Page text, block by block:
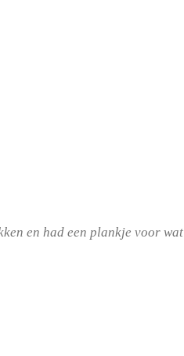
en had een plankje voor wat